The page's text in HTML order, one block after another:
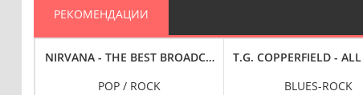
РЕКОМЕНДАЦИИ
FLAC
SECOND NIGHT, WARNER BROS. STUDIOS, BURBANK, CA.
NIRVANA - THE BEST BROADCAST SESSIONS
POP / ROCK
T.G. COPPERFIELD -
BLUES-ROCK